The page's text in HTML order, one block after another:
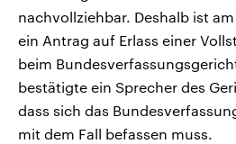
nachvollziehbar. Deshalb ist
ein Antrag auf Erlass einer
beim
bestätigte ein Sprecher des
dass sich das
mit dem Fall befassen muss.